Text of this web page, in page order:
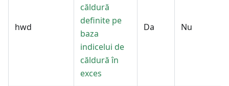
hwd
căldură
definite pe
baza
indicelui de
căldură în
exces
Da Nu